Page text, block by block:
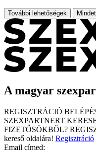
További lehetőségek
A magyar
REGISZTRÁCIÓ
SZEXPARTNERT
FIZETŐSÖKBŐL?
kereső oldalára! Regisztráció
Email címed: